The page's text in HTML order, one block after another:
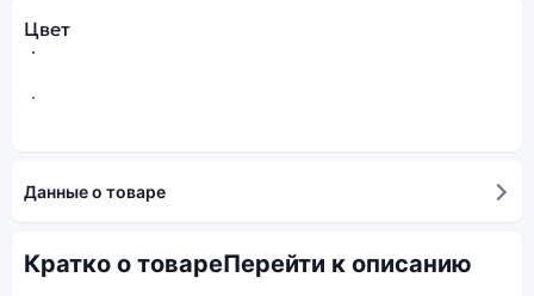
Цвет
Данные о товаре
Кратко о товареПерейти к описанию